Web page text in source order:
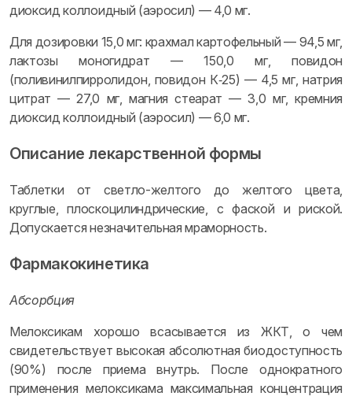
диоксид коллоидный (аэросил) — 4,0 мг.
Для дозировки 15,0 мг: крахмал картофельный — 94,5 мг,
лактозы моногидрат — 150,0 мг, повидон
(поливинилпирролидон, повидон К‑25) — 4,5 мг, натрия
цитрат — 27,0 мг, магния стеарат — 3,0 мг, кремния
диоксид коллоидный (аэросил) — 6,0 мг.
Описание лекарственной формы
Таблетки от светло-желтого до желтого цвета,
круглые, плоскоцилиндрические, с фаской и риской.
Допускается незначительная мраморность.
Фармакокинетика
Абсорбция
Мелоксикам хорошо всасывается из ЖКТ, о чем
свидетельствует высокая абсолютная биодоступность
(90%) после приема внутрь. После однократного
применения мелоксикама максимальная концентрация